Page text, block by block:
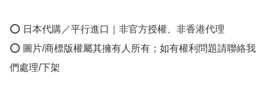
⭕ 日本代購／平行進口｜非官方授權、非香港代理
⭕ 圖片/商標版權屬其擁有人所有；如有權利問題請聯絡我
們處理/下架